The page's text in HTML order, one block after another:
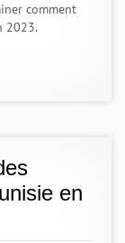
comment
2023.
en